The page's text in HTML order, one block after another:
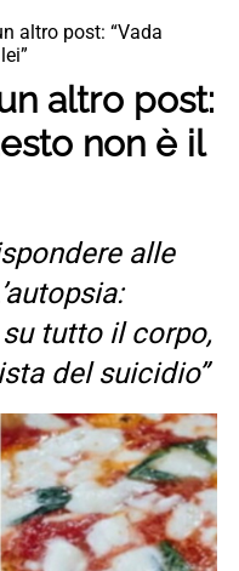
altro post: “Vada
altro post:
non è il
alle
su tutto il corpo,
del suicidio”